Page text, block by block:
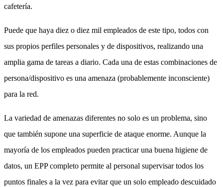
cafetería.
Puede que haya diez o diez mil empleados de este tipo, todos con
sus propios perfiles personales y de dispositivos, realizando una
amplia gama de tareas a diario. Cada una de estas combinaciones de
persona/dispositivo es una amenaza (probablemente inconsciente)
para la red.
La variedad de amenazas diferentes no solo es un problema, sino
que también supone una superficie de ataque enorme. Aunque la
mayoría de los empleados pueden practicar una buena higiene de
datos, un EPP completo permite al personal supervisar todos los
puntos finales a la vez para evitar que un solo empleado descuidado